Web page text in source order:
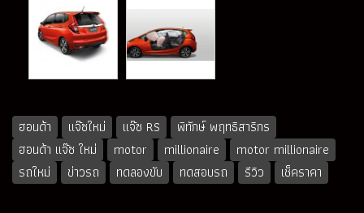
ฮอนด้า แจ๊ซใหม่ แจ๊ซ RS
พิทักษ์ พฤทธิสาริกร
ฮอนด้า แจ๊ซ ใหม่
motor millionaire
motor millionaire
รถใหม่
ข่าวรถ ทดลองขับ ทดสอบรถ รีวิว เช็คราคา